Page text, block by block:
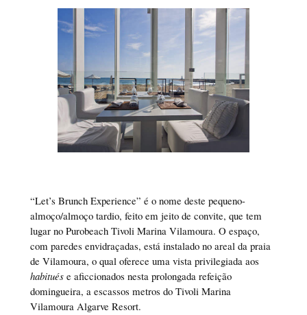
“Let’s Brunch Experience” é o nome deste pequeno-
almoço/almoço tardio, feito em jeito de convite, que tem
lugar no Purobeach Tivoli Marina Vilamoura. O espaço,
com paredes envidraçadas, está instalado no areal da praia
de Vilamoura, o qual oferece uma vista privilegiada aos
habituése aficcionados nesta prolongada refeição
domingueira, a escassos metros do Tivoli Marina
Vilamoura Algarve Resort.